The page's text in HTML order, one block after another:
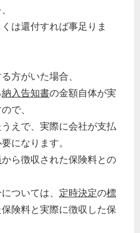
は還付すれば事足りま
方がいた場合、
納入告知書の金額自体が実
で、
えで、実際に会社が支払
になります。
から徴収された保険料との
ついては、 定時決定の標
険料と実際に徴収した保